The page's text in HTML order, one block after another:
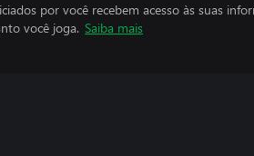
por você recebem acesso às suas
você joga. Saiba mais